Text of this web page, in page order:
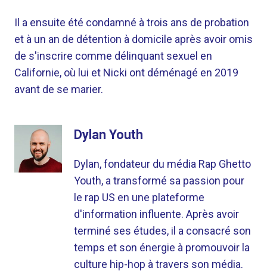
Il a ensuite été condamné à trois ans de probation
et à un an de détention à domicile après avoir omis
de s'inscrire comme délinquant sexuel en
Californie, où lui et Nicki ont déménagé en 2019
avant de se marier.
Dylan Youth
Dylan, fondateur du média Rap Ghetto
Youth, a transformé sa passion pour
le rap US en une plateforme
d'information influente. Après avoir
terminé ses études, il a consacré son
temps et son énergie à promouvoir la
culture hip-hop à travers son média.